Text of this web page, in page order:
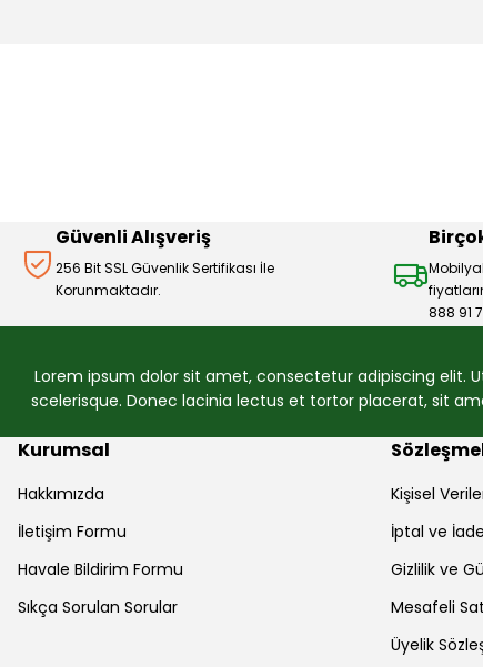
Güvenli Alışveriş
256 Bit SSL Güvenlik Sertifikası İle
Korunmaktadır.
888 91
Lorem ipsum dolor sit amet, consectetur adipiscing elit.
scelerisque. Donec lacinia lectus et tortor placerat, sit
Kurumsal
Hakkımızda
İletişim Formu
Havale Bildirim Formu
Sıkça Sorulan Sorular
Kişisel
İptal ve
Gizlilik ve
Mesafeli
Üyelik